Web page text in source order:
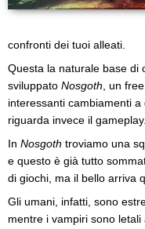
confronti dei tuoi alleati.
Questa la naturale base di
sviluppato Nosgoth , un
interessanti cambiamenti
riguarda invece il gameplay.
In Nosgoth troviamo una
e questo è già tutto
di giochi, ma il bello arriva
Gli umani, infatti, sono
mentre i vampiri sono letali